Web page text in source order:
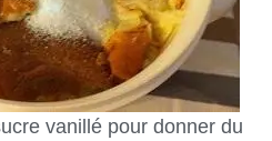
vanillé pour donner du